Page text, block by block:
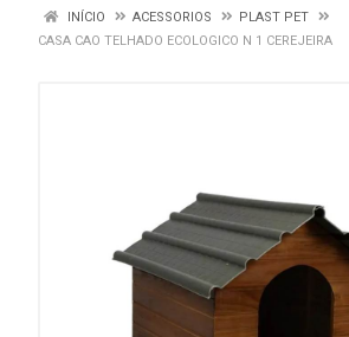
INÍCIO ACESSORIOS
PLAST PET
CASA CAO TELHADO ECOLOGICO N 1 CEREJEIRA